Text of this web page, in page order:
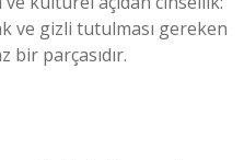
ve gizli tutulması gereken
bir parçasıdır.